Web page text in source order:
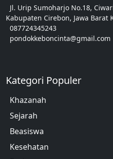
Jl. Urip Sumoharjo No.18,
Kabupaten Cirebon, Jawa Barat
087724345243
pondokkeboncinta@gmail.com
Kategori Populer
Khazanah
Sejarah
Beasiswa
Kesehatan